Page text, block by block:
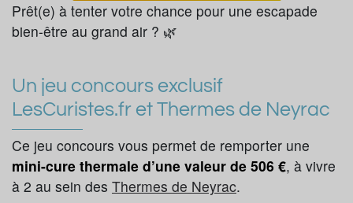
Prêt(e) à tenter votre chance pour une escapade
bien-être au grand air ? 🌿
Un jeu concours exclusif
LesCuristes.fr et Thermes de Neyrac
Ce jeu concours vous permet de remporter une
mini-cure thermale d’une valeur de 506 €, à vivre
à 2 au sein des Thermes de Neyrac.